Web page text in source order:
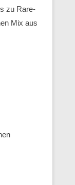
zu Rare-
Mix aus